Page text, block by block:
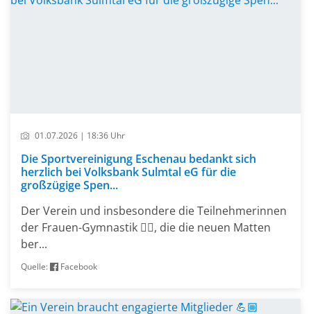
01.07.2026 | 18:36 Uhr
Die Sportvereinigung Eschenau bedankt sich
herzlich bei Volksbank Sulmtal eG für die
großzügige Spen...
Der Verein und insbesondere die Teilnehmerinnen
der Frauen-Gymnastik 🤸‍♀️, die die neuen Matten
ber...
Quelle: Facebook